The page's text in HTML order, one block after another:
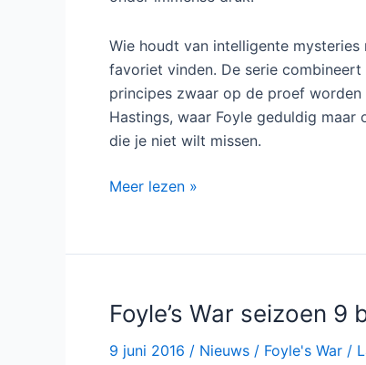
Wie houdt van intelligente mysteries
favoriet vinden. De serie
principes zwaar op de proef
Hastings, waar Foyle geduldig
die je niet wilt missen.
Foyle’s
hoe
blijft
woekeren
terwijl
Meer lezen »
Foyle’s War seizoen 9
9 juni 2016 / Nieuws / Foyle's War /